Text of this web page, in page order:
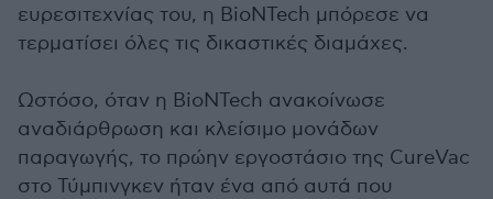
ευρεσιτεχνίας του, η BioNTech μπόρεσε να
τερματίσει όλες τις δικαστικές διαμάχες.
Ωστόσο, όταν η BioNTech ανακοίνωσε
αναδιάρθρωση και κλείσιμο μονάδων
παραγωγής, το πρώην εργοστάσιο της CureVac
στο Τύμπινγκεν ήταν ένα από αυτά που